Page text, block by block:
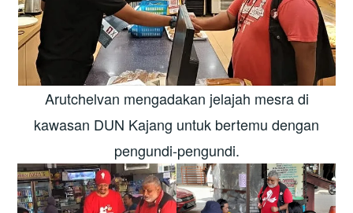
Arutchelvan mengadakan jelajah mesra di
kawasan DUN Kajang untuk bertemu dengan
pengundi-pengundi.